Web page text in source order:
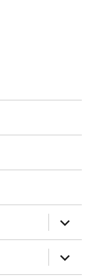
expande
el
menú
inferior
expande
el
menú